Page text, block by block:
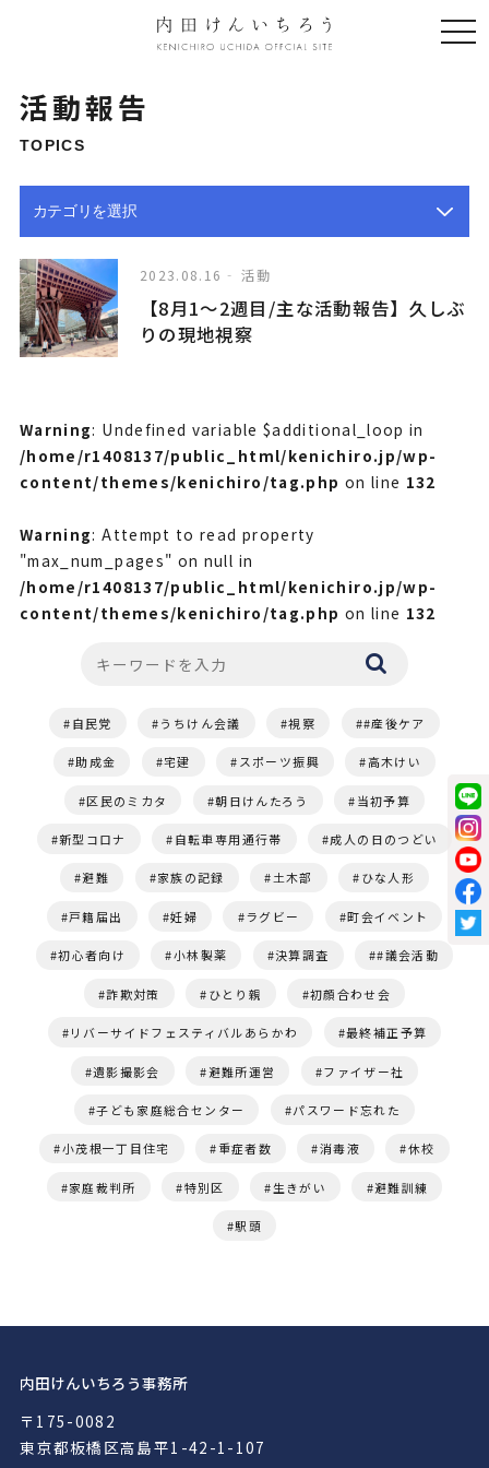
活動報告
TOPICS
2023.08.16 活動
【8月1〜2週目/主な活動報告】久しぶ
りの現地視察
Warning: Undefined variable $additional_loop in
/home/r1408137/public_html/kenichiro.jp/wp-
content/themes/kenichiro/tag.php on line 132
Warning: Attempt to read property
"max_num_pages" on null in
/home/r1408137/public_html/kenichiro.jp/wp-
content/themes/kenichiro/tag.php on line 132
自民党 うちけん会議 視察 #産後ケア
助成金 宅建 スポーツ振興 高木けい
区民のミカタ 朝日けんたろう 当初予算
新型コロナ 自転車専用通行帯 成人の日のつどい
避難 家族の記録 土木部 ひな人形
戸籍届出 妊婦 ラグビー 町会イベント
初心者向け 小林製薬 決算調査 #議会活動
詐欺対策 ひとり親 初顔合わせ会
リバーサイドフェスティバルあらかわ 最終補正予算
遺影撮影会 避難所運営 ファイザー社
子ども家庭総合センター パスワード忘れた
小茂根一丁目住宅 重症者数 消毒液 休校
家庭裁判所 特別区 生きがい 避難訓練
駅頭
内田けんいちろう事務所
〒175-0082
東京都板橋区高島平1-42-1-107